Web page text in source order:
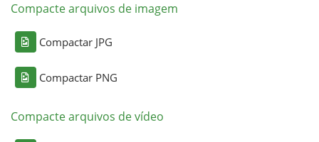
Compacte arquivos de imagem
Compactar JPG
Compactar PNG
Compacte arquivos de vídeo